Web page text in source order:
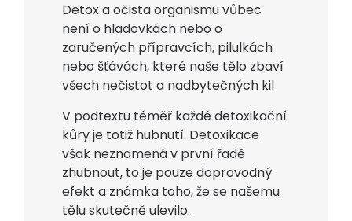
Detox a očista organismu vůbec
není o hladovkách nebo o
zaručených přípravcích, pilulkách
nebo šťávách, které naše tělo zbaví
všech nečistot a nadbytečných kil
V podtextu téměř každé detoxikační
kůry je totiž hubnutí. Detoxikace
však neznamená v první řadě
zhubnout, to je pouze doprovodný
efekt a známka toho, že se našemu
tělu skutečně ulevilo.